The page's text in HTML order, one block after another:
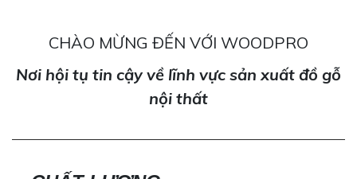
CHÀO MỪNG ĐẾN VỚI WOODPRO
Nơi hội tụ tin cậy về lĩnh vực sản xuất đồ gỗ
nội thất